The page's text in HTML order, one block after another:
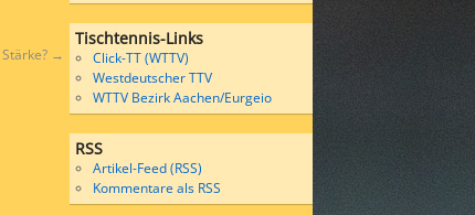
→
Tischtennis-Links
Click-TT (WTTV)
Westdeutscher TTV
WTTV Bezirk Aachen/Eurgeio
RSS
Artikel-Feed (RSS)
Kommentare als RSS